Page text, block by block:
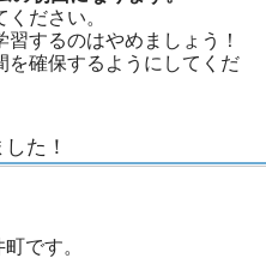
ださい。
するのはやめましょう！
を確保するようにしてくだ
た！
です。